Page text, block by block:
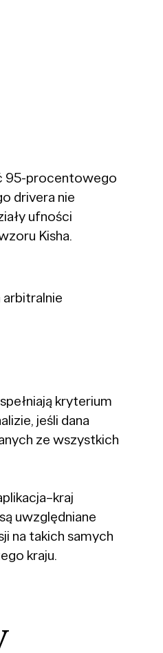
95-procentowego
drivera nie
ufności
Kisha.
kryterium
jeśli dana
ze wszystkich
uwzględniane
na takich samych
kraju.